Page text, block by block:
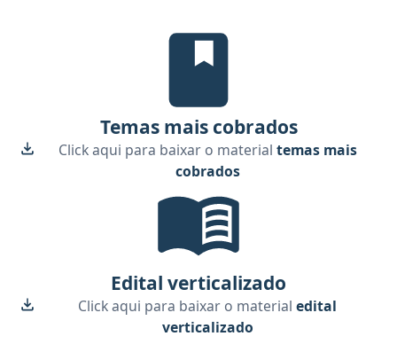
Temas mais cobrados, material
Temas mais cobrados
Click aqui para baixar o material temas mais
cobrados
Edital verticalizado
Click aqui para baixar o materialedital
verticalizado